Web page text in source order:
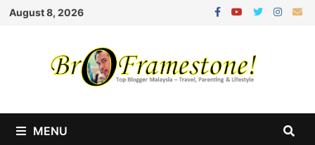
Skip
August 8, 2026
MENU